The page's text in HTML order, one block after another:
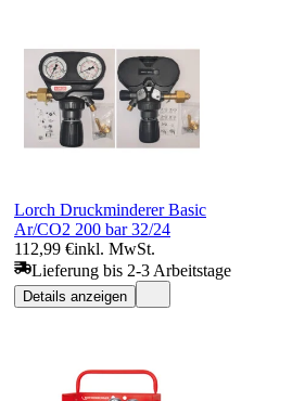
Lorch Druckminderer Basic
Ar/CO2 200 bar 32/24
112,99 €inkl. MwSt.
Lieferung bis 2-3 Arbeitstage
Details anzeigen